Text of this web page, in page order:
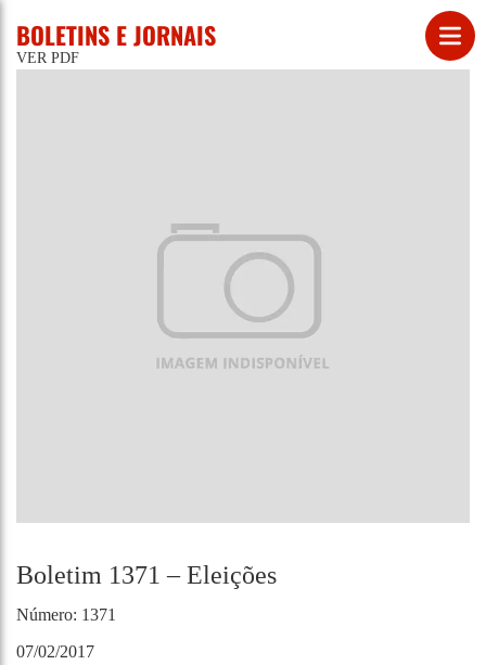
BOLETINS E JORNAIS
VER PDF
Boletim 1371 – Eleições
Número: 1371
07/02/2017